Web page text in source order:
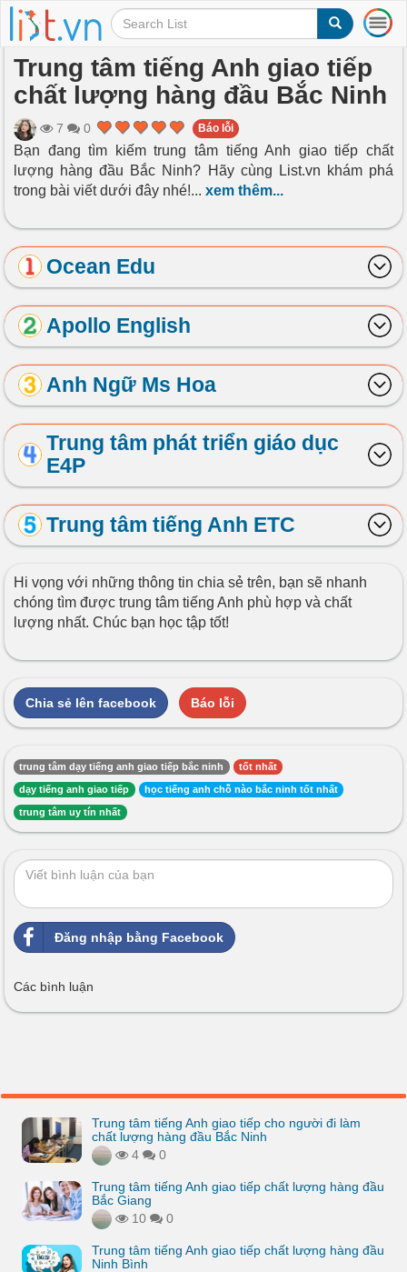
T
o
g
l
e
t
o
n
Trung tâm tiếng Anh giao tiếp
chất lượng hàng đầu Bắc Ninh
7 0 Báo lỗi
Bạn đang tìm kiếm trung tâm tiếng Anh giao tiếp chất
lượng hàng đầu Bắc Ninh? Hãy cùng List.vn khám phá
trong bài viết dưới đây nhé!... xem thêm...
Ocean Edu
Apollo English
Anh Ngữ Ms Hoa
Trung tâm phát triển giáo dục
E4P
Trung tâm tiếng Anh ETC
Hi vọng với những thông tin chia sẻ trên, bạn sẽ nhanh
chóng tìm được trung tâm tiếng Anh phù hợp và chất
lượng nhất. Chúc bạn học tập tốt!
Chia sẻ lên facebook Báo lỗi
trung tâm dạy tiếng anh giao tiếp bắc ninh tốt nhất
dạy tiếng anh giao tiếp học tiếng anh chỗ nào bắc ninh tốt nhất
trung tâm uy tín nhất
Đăng nhập bằng Facebook
Các bình luận
Trung tâm tiếng Anh giao tiếp cho người đi làm
chất lượng hàng đầu Bắc Ninh
4
0
Trung tâm tiếng Anh giao tiếp chất lượng hàng đầu
Bắc Giang
10
0
Trung tâm tiếng Anh giao tiếp chất lượng hàng đầu
Ninh Bình